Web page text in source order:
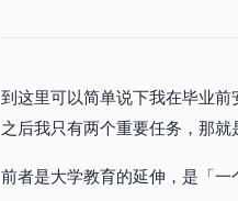
到这里可以简单说下我在毕业
之后我只有两个重要任务，那就
前者是大学教育的延伸，是「一